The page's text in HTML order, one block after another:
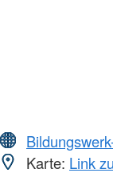
Karte: Link